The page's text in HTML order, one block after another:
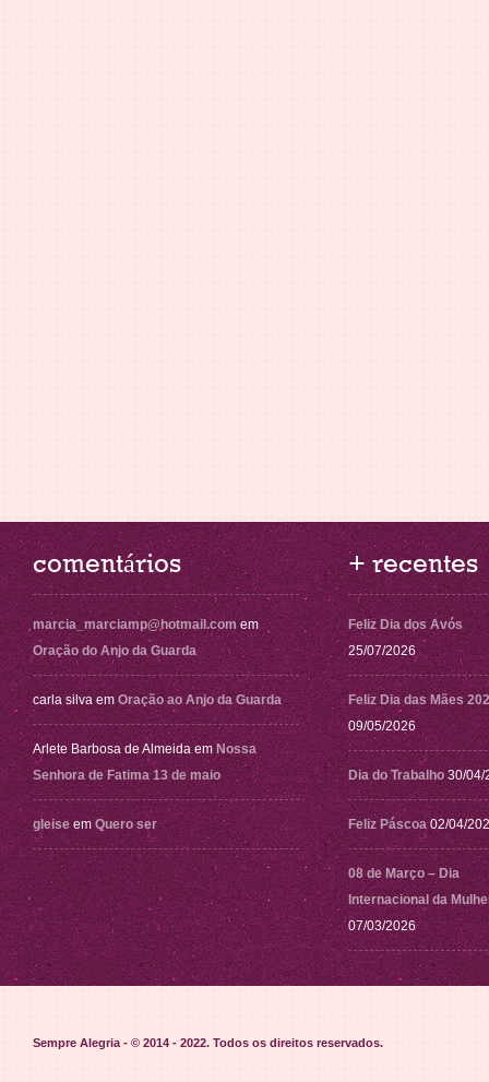
comentários
marcia_marciamp@hotmail.com em
Oração do Anjo da Guarda
carla silva em Oração ao Anjo da Guarda
Arlete Barbosa de Almeida em Nossa
Senhora de Fatima 13 de maio
gleise em Quero ser
+ recentes
Feliz Dia dos Avós
25/07/2026
Feliz Dia das Mães
09/05/2026
Dia do Trabalho 30/04/
Feliz Páscoa 02/04/
08 de Março – Dia
Internacional da
07/03/2026
Sempre Alegria - © 2014 - 2022. Todos os direitos reservados.